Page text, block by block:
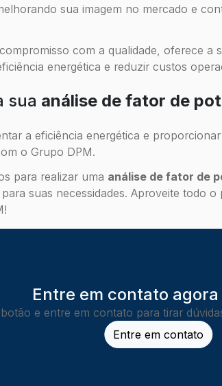
sua imagem no mercado e
com a qualidade, oferece a
energética e reduzir custos
sua análise de fator de
a eficiência energética e
o Grupo DPM.
para realizar uma análise de fator de
suas necessidades. Aproveite todo o
Entre em contato agora
e entre em contato para tirar
Entre em contato